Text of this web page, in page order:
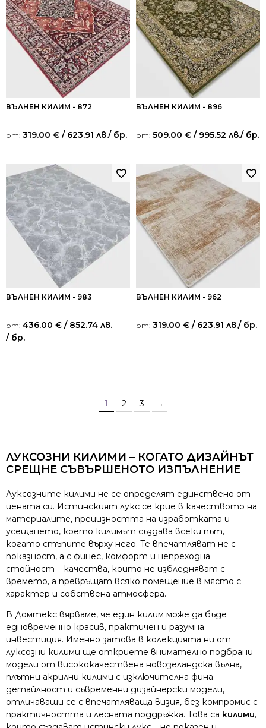
ВЪЛНЕН КИЛИМ - 872
от: 319.00 € / 623.91 лв./ бр.
ВЪЛНЕН КИЛИМ - 896
от: 509.00 € / 995.52 лв./ бр.
ВЪЛНЕН КИЛИМ - 983
от: 436.00 € / 852.74 лв.
/ бр.
ВЪЛНЕН КИЛИМ - 962
от: 319.00 € / 623.91 лв./ бр.
1 2 3 →
ЛУКСОЗНИ КИЛИМИ – КОГАТО ДИЗАЙНЪТ
СРЕЩНЕ СЪВЪРШЕНОТО ИЗПЪЛНЕНИЕ
Луксозните килими не се определят единствено от
цената си. Истинският лукс се крие в качеството на
материалите, прецизността на изработката и
усещането, което килимът създава всеки път,
когато стъпите върху него. Те впечатляват не с
показност, а с финес, комфорт и непреходна
стойност – качества, които не избледняват с
времето, а превръщат всяко помещение в място с
характер и собствена атмосфера.
В Домтекс вярваме, че един килим може да бъде
едновременно красив, практичен и разумна
инвестиция. Именно затова в колекцията ни от
луксозни килими ще откриете внимателно подбрани
модели от висококачествена новозеландска вълна,
плътни акрилни килими с изключителна фина
детайлност и съвременни дизайнерски модели,
отличаващи се с впечатляваща визия, без компромис с
практичността и лесната поддръжка. Това са килими,